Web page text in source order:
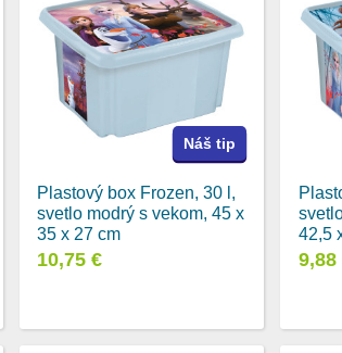
Náš tip
Plastový box Frozen, 30 l,
svetlo modrý s vekom, 45 x
35 x 27 cm
10,75 €
42,5
9,88